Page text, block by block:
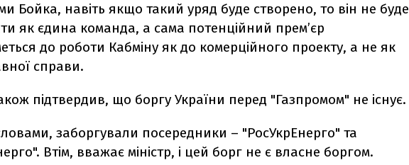
Бойка, навіть якщо такий уряд буде створено, то він не буде
як єдина команда, а сама потенційний прем’єр
до роботи Кабміну як до комерційного проекту, а не як
справи.
підтвердив, що боргу України перед "Газпромом" не існує.
заборгували посередники – "РосУкрЕнерго" та
Втім, вважає міністр, і цей борг не є власне боргом.